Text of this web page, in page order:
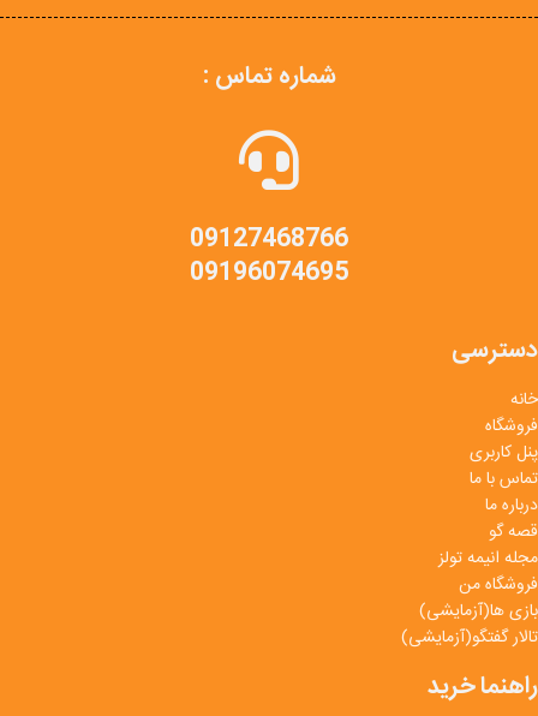
شماره تماس :
09127468766
09196074695
دسترسی
خانه
فروشگاه
پنل کاربری
تماس با ما
درباره ما
قصه گو
مجله انیمه تولز
فروشگاه من
بازی ها(آزمایشی)
تالار گفتگو(آزمایشی)
راهنما خرید